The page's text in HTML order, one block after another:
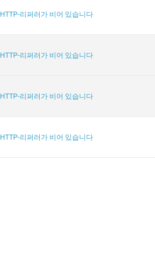
HTTP-리퍼러가 비어 있습니다
HTTP-리퍼러가 비어 있습니다
HTTP-리퍼러가 비어 있습니다
HTTP-리퍼러가 비어 있습니다